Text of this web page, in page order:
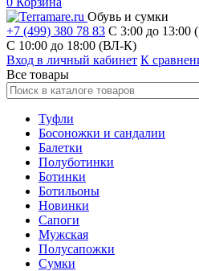
Обувь и сумки
+7 (499) 380 78 83 С 3:00 до
C 10:00 до 18:00 (ВЛ-К)
Вход в личный кабинет К
Все товары
Туфли
Босоножки и сандалии
Балетки
Полуботинки
Ботинки
Ботильоны
Новинки
Сапоги
Мужская
Полусапожки
Сумки